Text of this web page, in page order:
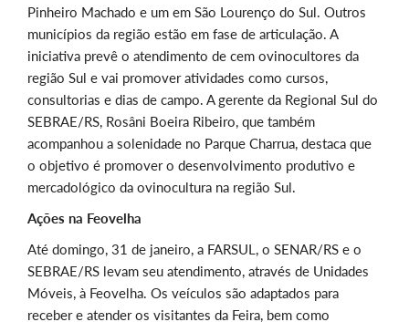
Pinheiro Machado e um em São Lourenço do Sul. Outros
municípios da região estão em fase de articulação. A
iniciativa prevê o atendimento de cem ovinocultores da
região Sul e vai promover atividades como cursos,
consultorias e dias de campo. A gerente da Regional Sul do
SEBRAE/RS, Rosâni Boeira Ribeiro, que também
acompanhou a solenidade no Parque Charrua, destaca que
o objetivo é promover o desenvolvimento produtivo e
mercadológico da ovinocultura na região Sul.
Ações na Feovelha
Até domingo, 31 de janeiro, a FARSUL, o SENAR/RS e o
SEBRAE/RS levam seu atendimento, através de Unidades
Móveis, à Feovelha. Os veículos são adaptados para
receber e atender os visitantes da Feira, bem como